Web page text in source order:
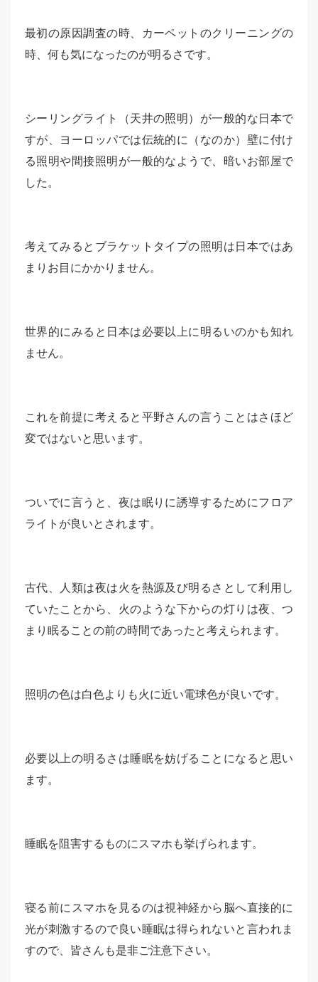
最初の原因調査の時、カーペットのクリーニングの
時、何も気になったのが明るさです。
シーリングライト（天井の照明）が一般的な日本で
すが、ヨーロッパでは伝統的に（なのか）壁に付け
る照明や間接照明が一般的なようで、暗いお部屋で
した。
考えてみるとブラケットタイプの照明は日本ではあ
まりお目にかかりません。
世界的にみると日本は必要以上に明るいのかも知れ
ません。
これを前提に考えると平野さんの言うことはさほど
変ではないと思います。
ついでに言うと、夜は眠りに誘導するためにフロア
ライトが良いとされます。
古代、人類は夜は火を熱源及び明るさとして利用し
ていたことから、火のような下からの灯りは夜、つ
まり眠ることの前の時間であったと考えられます。
照明の色は白色よりも火に近い電球色が良いです。
必要以上の明るさは睡眠を妨げることになると思い
ます。
睡眠を阻害するものにスマホも挙げられます。
寝る前にスマホを見るのは視神経から脳へ直接的に
光が刺激するので良い睡眠は得られないと言われま
すので、皆さんも是非ご注意下さい。